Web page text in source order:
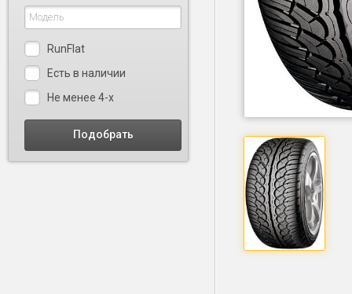
RunFlat
Есть в наличии
Не менее 4-х